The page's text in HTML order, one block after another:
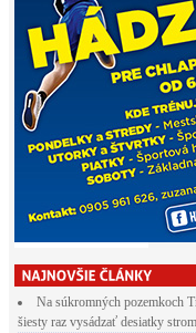
Na súkromných pozemkoch
šiesty raz vysádzať desiatky